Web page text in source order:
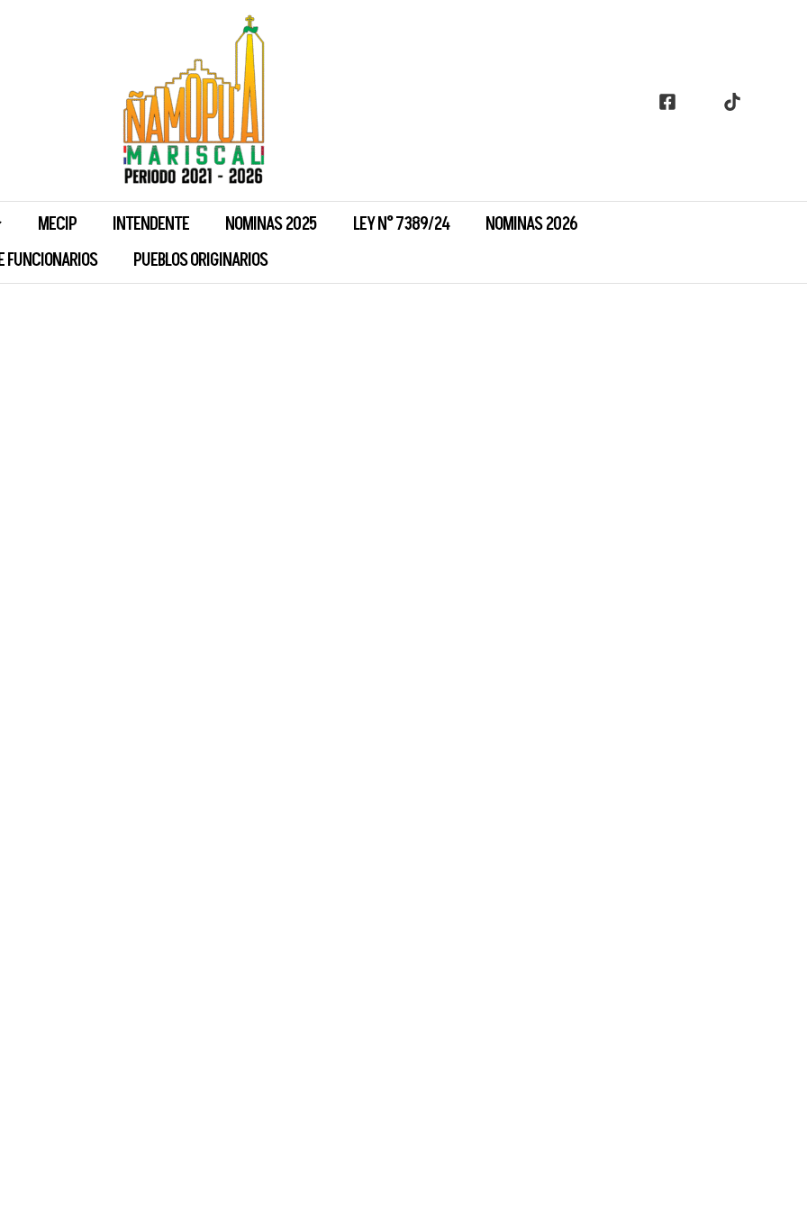
MECIP INTENDENTE NOMINAS 2025 LEY N° 7389/24
NOMINAS 2026
FUNCIONARIOS PUEBLOS ORIGINARIOS